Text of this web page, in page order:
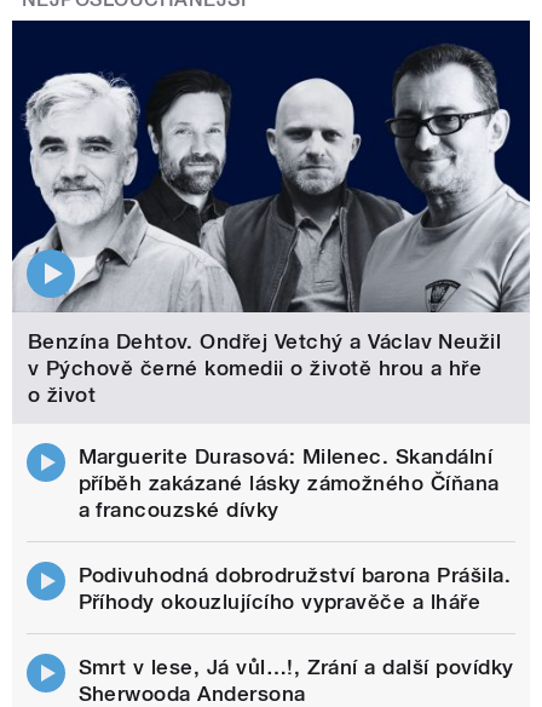
Benzína Dehtov. Ondřej Vetchý a Václav Neužil
v Pýchově černé komedii o životě hrou a hře
o život
Marguerite Durasová: Milenec. Skandální
příběh zakázané lásky zámožného Číňana
a francouzské dívky
Podivuhodná dobrodružství barona Prášila.
Příhody okouzlujícího vypravěče a lháře
Smrt v lese, Já vůl…!, Zrání a další povídky
Sherwooda Andersona